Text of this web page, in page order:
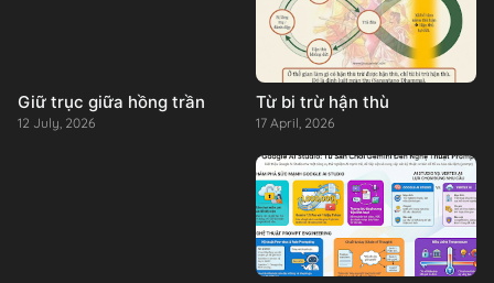
Giữ trục giữa hồng trần
12 July, 2026
Từ bi trừ hận thù
17 April, 2026